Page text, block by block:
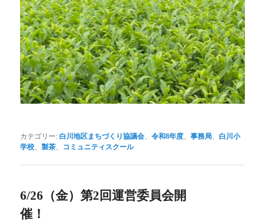
カテゴリー: 白川地区まちづくり協議会、令和8年度、事務局、 白川小
学校、製茶、 コミュニティスクール
6/26（金）第2回運営委員会開
催！